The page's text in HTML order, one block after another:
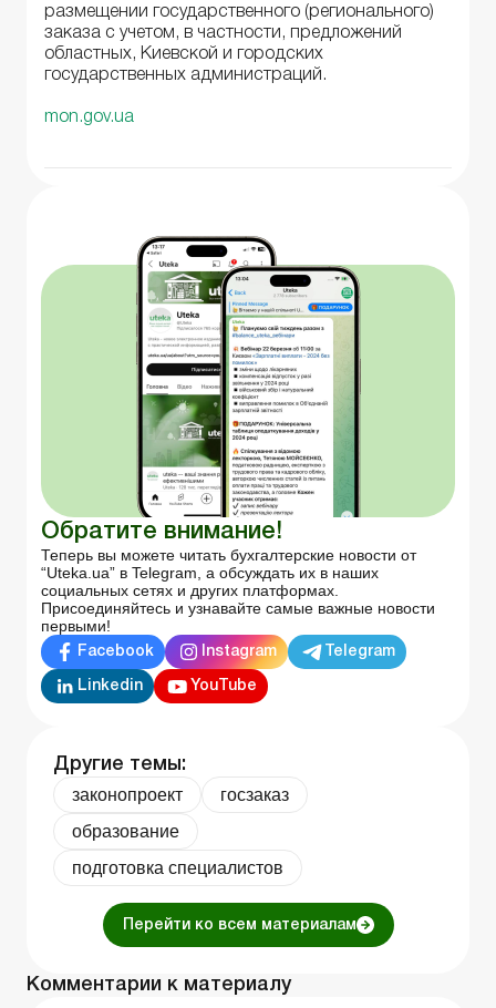
размещении государственного (регионального)
заказа с учетом, в частности, предложений
областных, Киевской и городских
государственных администраций.
mon.gov.ua
Обратите внимание!
Теперь вы можете читать бухгалтерские новости от
“Uteka.ua” в Telegram, а обсуждать их в наших
социальных сетях и других платформах.
Присоединяйтесь и узнавайте самые важные новости
первыми!
Facebook Instagram Telegram
Linkedin YouTube
Другие темы:
законопроект
госзаказ
образование
подготовка специалистов
Перейти ко всем материалам
Комментарии к материалу